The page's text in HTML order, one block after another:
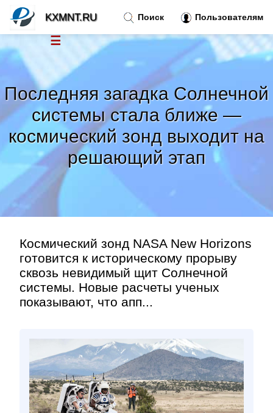
Последняя загадка Солнечной
системы стала ближе —
космический зонд выходит на
решающий этап
Космический зонд NASA New Horizons
готовится к историческому прорыву
сквозь невидимый щит Солнечной
системы. Новые расчеты ученых
показывают, что апп...
Поиск Пользователям
KXMNT.RU
☰
Тренды новостей »
Рубрики»
Правила »